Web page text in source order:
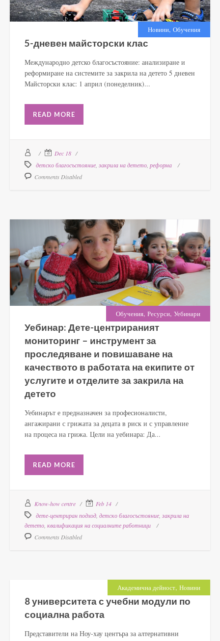
Новини, Обучения
5-дневен майсторски клас
Международно детско благосъстояние: анализиране и
реформиране на системите за закрила на детето 5 дневен
Майсторски клас: 1 април (понеделник)...
READ MORE
Dec 18
детско благосъстояние закрила на детето реформа
Comments Disabled
Обучения, Ресурси, Уебинари
Уебинар: Дете-центрираният
мониторинг – инструмент за
проследяване и повишаване на
качеството в работата на екипите от
услугите и отделите за закрила на
детето
Уебинарът е предназначен за професионалисти,
ангажирани с грижата за децата в риск и с управление
на процеса на грижа. Цели на уебинара: Да...
READ MORE
Know-how centre
Feb 14
дете-центриран подход, детско благосъстояние, закрила на
детето, квалификация на социалните работници
Comments Disabled
Академична дейност, Новини
8 университета с учебни модули по
социална работа
Представители на Ноу-хау центъра за алтернативни